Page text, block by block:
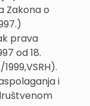
Zakona o
prava
od 18.
i